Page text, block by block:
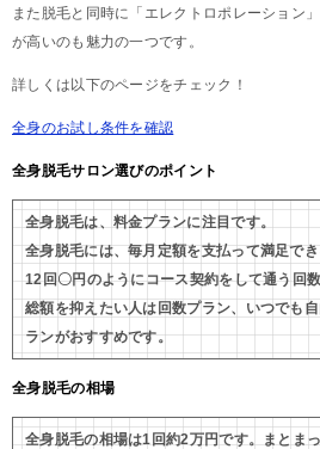
また脱毛と同時に「エレクトロポレーション
が高いのも魅力の一つです。
詳しくは以下のページをチェック！
全身のお試し条件を確認
全身脱毛サロン選びのポイント
全身脱毛は、料金プランに注目です。
全身脱毛には、毎月定額を支払って満足で
12回〇円のようにコース契約をして通う回
総額を抑えたい人は回数プラン、いつでも
ランがおすすめです。
全身脱毛の相場
全身脱毛の相場は1回約2万円です。まとま